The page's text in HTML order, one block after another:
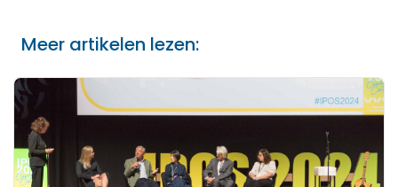
Meer artikelen lezen: